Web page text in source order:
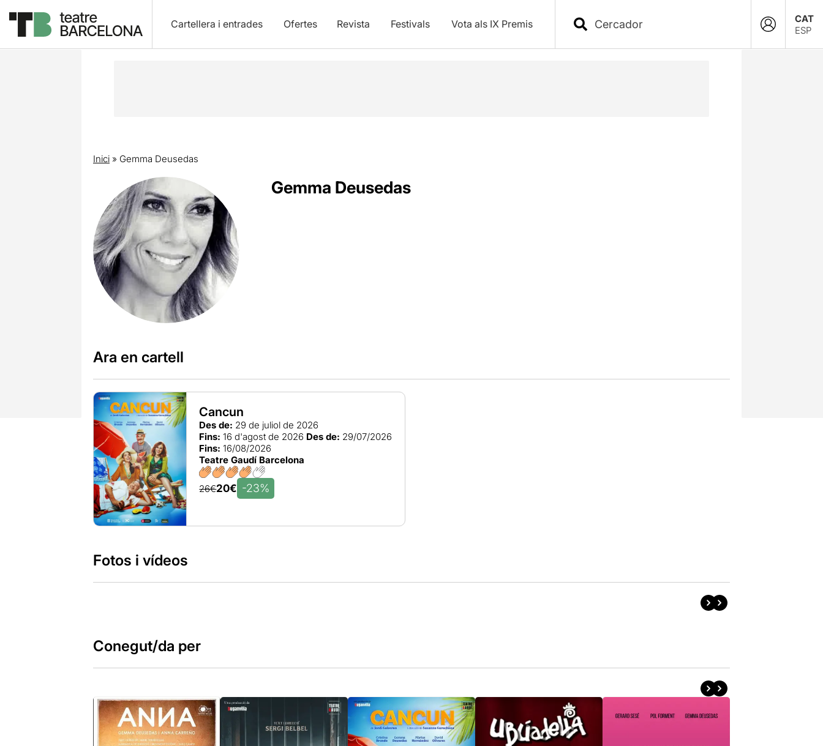
Cartellera i entrades Ofertes Revista Festivals Vota als IX Premis
CAT
ESP
Inici» Gemma Deusedas
Gemma Deusedas
Ara en cartell
Cancun
Des de: 29 de juliol de 2026
Fins: 16 d'agost de 2026 Des de: 29/07/2026
Fins: 16/08/2026
Teatre Gaudí Barcelona
26€20€ -23%
Fotos i vídeos
Conegut/da per